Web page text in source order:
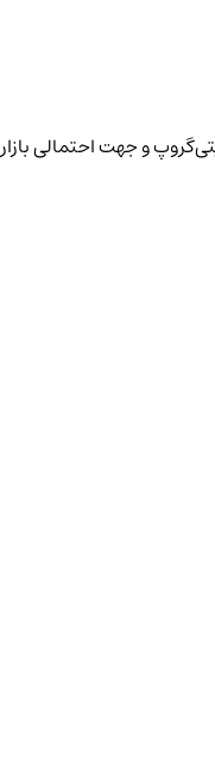
و جهت احتمالی بازار